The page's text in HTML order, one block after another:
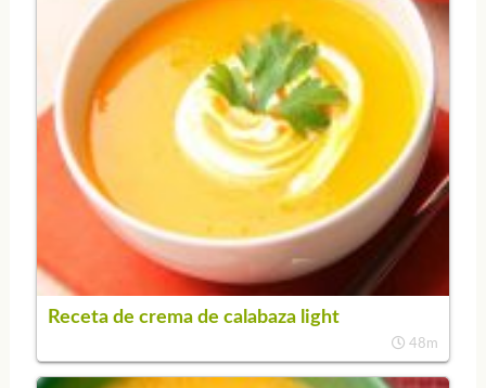
Receta de crema de calabaza light
48m